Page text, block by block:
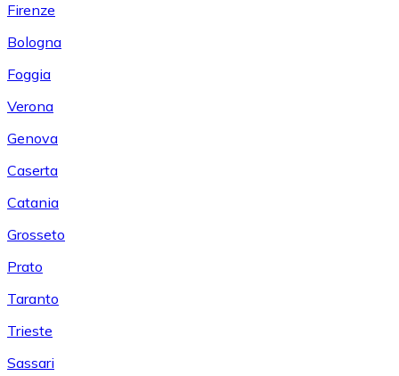
Firenze
Bologna
Foggia
Verona
Genova
Caserta
Catania
Grosseto
Prato
Taranto
Trieste
Sassari